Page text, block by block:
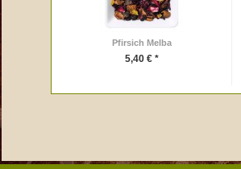
Pfirsich Melba
5,40 € *